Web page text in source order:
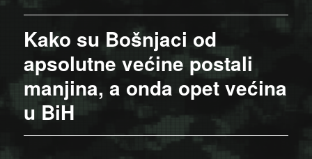
Kako su Bošnjaci od
apsolutne većine postali
manjina, a onda opet većina
u BiH